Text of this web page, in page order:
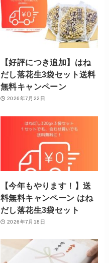
【好評につき追加】はね
だし落花生3袋セット送料
無料キャンペーン
2026年7月22日
【今年もやります！】送
料無料キャンペーン はね
だし落花生3袋セット
2026年7月18日